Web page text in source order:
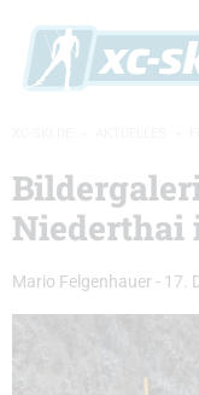
Niederthai
Mario Felgenhauer - 17.